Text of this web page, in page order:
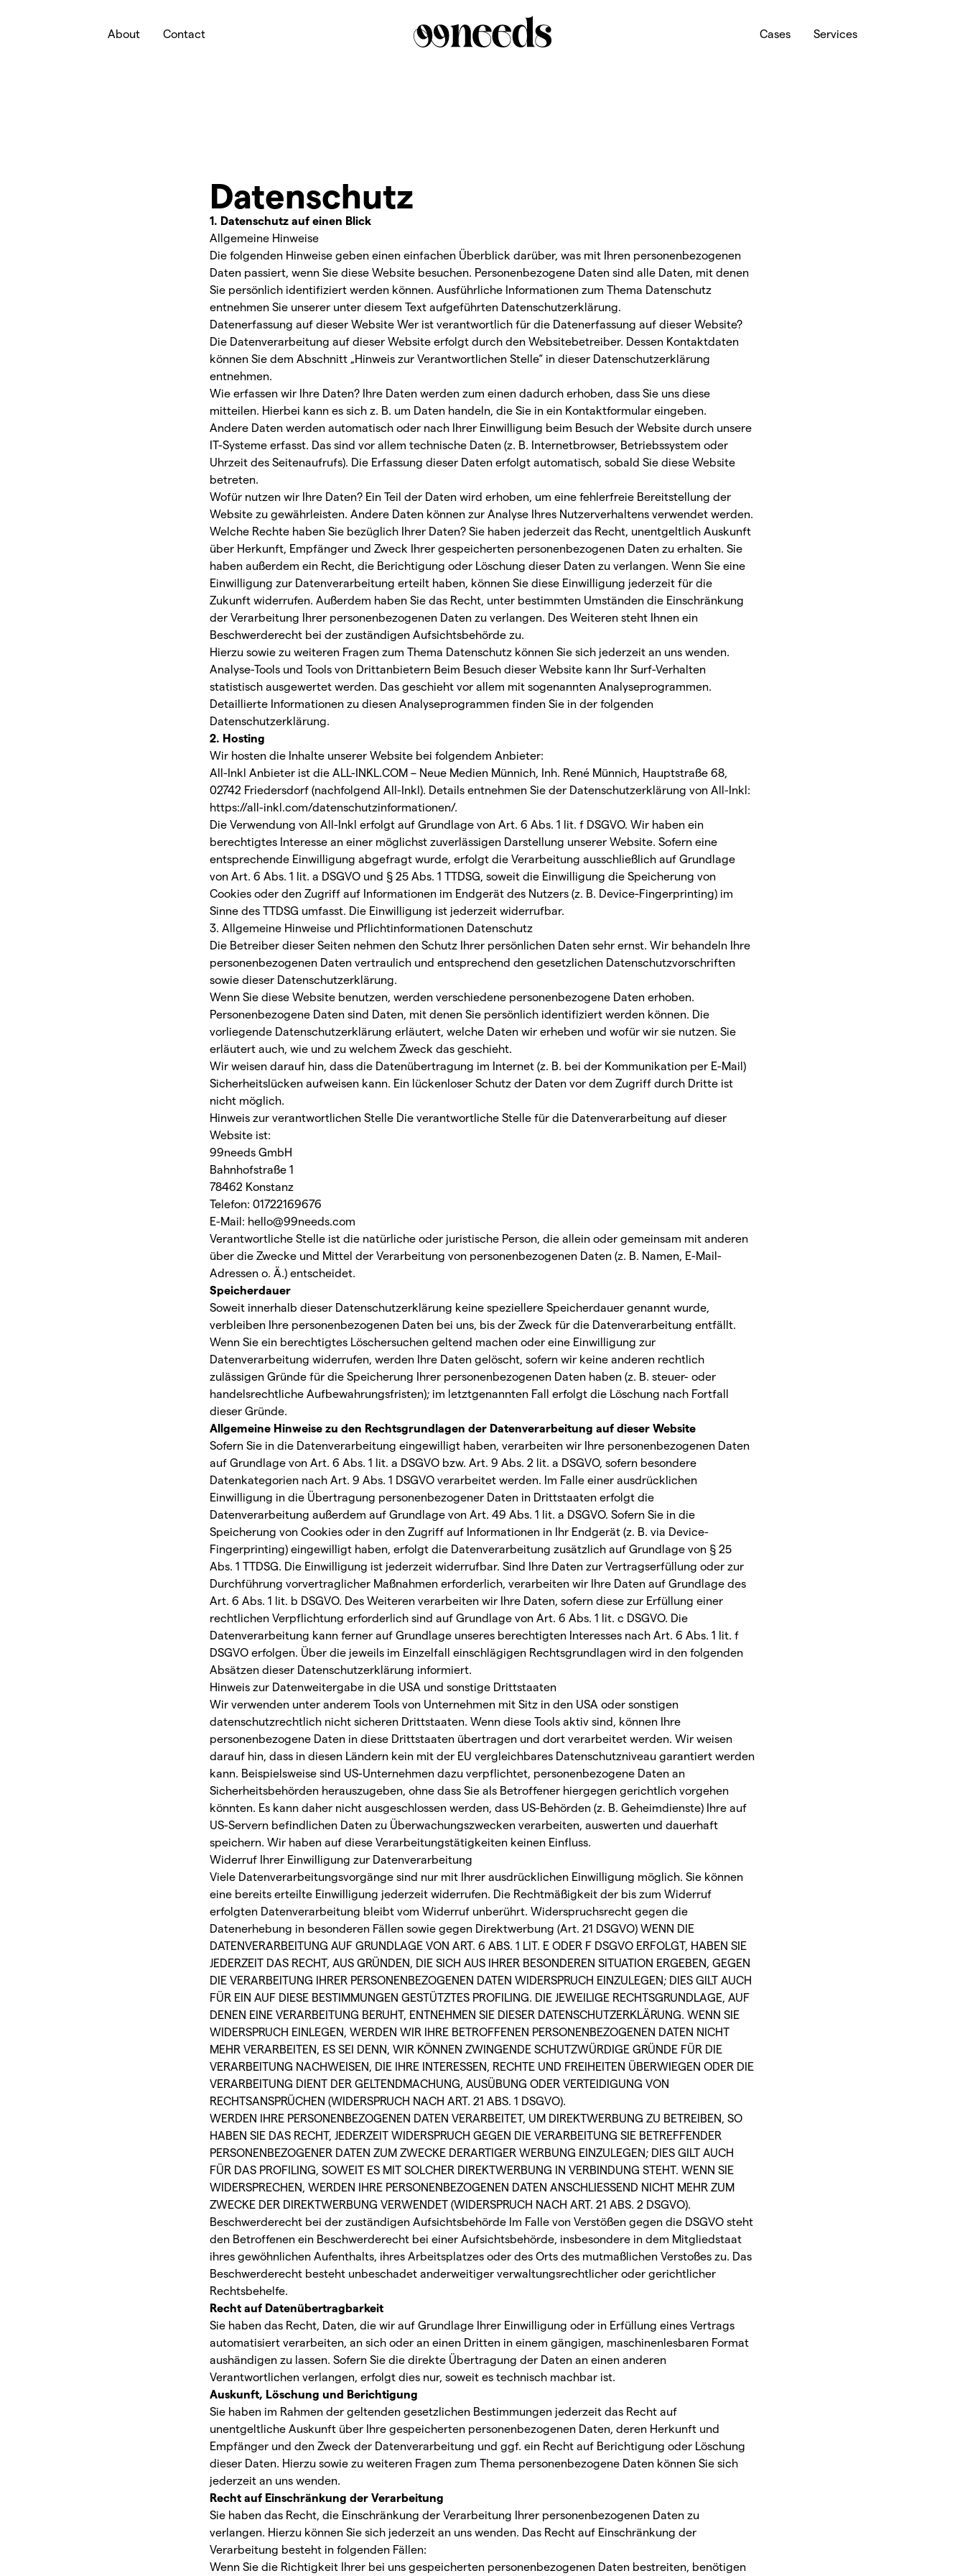
About Contact Cases Services
Datenschutz
1. Datenschutz auf einen Blick
Allgemeine Hinweise
Die folgenden Hinweise geben einen einfachen Überblick darüber, was mit Ihren personenbezogenen
Daten passiert, wenn Sie diese Website besuchen. Personenbezogene Daten sind alle Daten, mit denen
Sie persönlich identifiziert werden können. Ausführliche Informationen zum Thema Datenschutz
entnehmen Sie unserer unter diesem Text aufgeführten Datenschutzerklärung.
Datenerfassung auf dieser Website Wer ist verantwortlich für die Datenerfassung auf dieser Website?
Die Datenverarbeitung auf dieser Website erfolgt durch den Websitebetreiber. Dessen Kontaktdaten
können Sie dem Abschnitt „Hinweis zur Verantwortlichen Stelle“ in dieser Datenschutzerklärung
entnehmen.
Wie erfassen wir Ihre Daten? Ihre Daten werden zum einen dadurch erhoben, dass Sie uns diese
mitteilen. Hierbei kann es sich z. B. um Daten handeln, die Sie in ein Kontaktformular eingeben.
Andere Daten werden automatisch oder nach Ihrer Einwilligung beim Besuch der Website durch unsere
IT-Systeme erfasst. Das sind vor allem technische Daten (z. B. Internetbrowser, Betriebssystem oder
Uhrzeit des Seitenaufrufs). Die Erfassung dieser Daten erfolgt automatisch, sobald Sie diese Website
betreten.
Wofür nutzen wir Ihre Daten? Ein Teil der Daten wird erhoben, um eine fehlerfreie Bereitstellung der
Website zu gewährleisten. Andere Daten können zur Analyse Ihres Nutzerverhaltens verwendet werden.
Welche Rechte haben Sie bezüglich Ihrer Daten? Sie haben jederzeit das Recht, unentgeltlich Auskunft
über Herkunft, Empfänger und Zweck Ihrer gespeicherten personenbezogenen Daten zu erhalten. Sie
haben außerdem ein Recht, die Berichtigung oder Löschung dieser Daten zu verlangen. Wenn Sie eine
Einwilligung zur Datenverarbeitung erteilt haben, können Sie diese Einwilligung jederzeit für die
Zukunft widerrufen. Außerdem haben Sie das Recht, unter bestimmten Umständen die Einschränkung
der Verarbeitung Ihrer personenbezogenen Daten zu verlangen. Des Weiteren steht Ihnen ein
Beschwerderecht bei der zuständigen Aufsichtsbehörde zu.
Hierzu sowie zu weiteren Fragen zum Thema Datenschutz können Sie sich jederzeit an uns wenden.
Analyse-Tools und Tools von Dritt­anbietern Beim Besuch dieser Website kann Ihr Surf-Verhalten
statistisch ausgewertet werden. Das geschieht vor allem mit sogenannten Analyseprogrammen.
Detaillierte Informationen zu diesen Analyseprogrammen finden Sie in der folgenden
Datenschutzerklärung.
2. Hosting
Wir hosten die Inhalte unserer Website bei folgendem Anbieter:
All-Inkl Anbieter ist die ALL-INKL.COM – Neue Medien Münnich, Inh. René Münnich, Hauptstraße 68,
02742 Friedersdorf (nachfolgend All-Inkl). Details entnehmen Sie der Datenschutzerklärung von All-Inkl:
https://all-inkl.com/datenschutzinformationen/.
Die Verwendung von All-Inkl erfolgt auf Grundlage von Art. 6 Abs. 1 lit. f DSGVO. Wir haben ein
berechtigtes Interesse an einer möglichst zuverlässigen Darstellung unserer Website. Sofern eine
entsprechende Einwilligung abgefragt wurde, erfolgt die Verarbeitung ausschließlich auf Grundlage
von Art. 6 Abs. 1 lit. a DSGVO und § 25 Abs. 1 TTDSG, soweit die Einwilligung die Speicherung von
Cookies oder den Zugriff auf Informationen im Endgerät des Nutzers (z. B. Device-Fingerprinting) im
Sinne des TTDSG umfasst. Die Einwilligung ist jederzeit widerrufbar.
3. Allgemeine Hinweise und Pflicht­informationen Datenschutz
Die Betreiber dieser Seiten nehmen den Schutz Ihrer persönlichen Daten sehr ernst. Wir behandeln Ihre
personenbezogenen Daten vertraulich und entsprechend den gesetzlichen Datenschutzvorschriften
sowie dieser Datenschutzerklärung.
Wenn Sie diese Website benutzen, werden verschiedene personenbezogene Daten erhoben.
Personenbezogene Daten sind Daten, mit denen Sie persönlich identifiziert werden können. Die
vorliegende Datenschutzerklärung erläutert, welche Daten wir erheben und wofür wir sie nutzen. Sie
erläutert auch, wie und zu welchem Zweck das geschieht.
Wir weisen darauf hin, dass die Datenübertragung im Internet (z. B. bei der Kommunikation per E-Mail)
Sicherheitslücken aufweisen kann. Ein lückenloser Schutz der Daten vor dem Zugriff durch Dritte ist
nicht möglich.
Hinweis zur verantwortlichen Stelle Die verantwortliche Stelle für die Datenverarbeitung auf dieser
Website ist:
99needs GmbH
Bahnhofstraße 1
78462 Konstanz
Telefon: 01722169676
E-Mail: hello@99needs.com
Verantwortliche Stelle ist die natürliche oder juristische Person, die allein oder gemeinsam mit anderen
über die Zwecke und Mittel der Verarbeitung von personenbezogenen Daten (z. B. Namen, E-Mail-
Adressen o. Ä.) entscheidet.
Speicherdauer
Soweit innerhalb dieser Datenschutzerklärung keine speziellere Speicherdauer genannt wurde,
verbleiben Ihre personenbezogenen Daten bei uns, bis der Zweck für die Datenverarbeitung entfällt.
Wenn Sie ein berechtigtes Löschersuchen geltend machen oder eine Einwilligung zur
Datenverarbeitung widerrufen, werden Ihre Daten gelöscht, sofern wir keine anderen rechtlich
zulässigen Gründe für die Speicherung Ihrer personenbezogenen Daten haben (z. B. steuer- oder
handelsrechtliche Aufbewahrungsfristen); im letztgenannten Fall erfolgt die Löschung nach Fortfall
dieser Gründe.
Allgemeine Hinweise zu den Rechtsgrundlagen der Datenverarbeitung auf dieser Website
Sofern Sie in die Datenverarbeitung eingewilligt haben, verarbeiten wir Ihre personenbezogenen Daten
auf Grundlage von Art. 6 Abs. 1 lit. a DSGVO bzw. Art. 9 Abs. 2 lit. a DSGVO, sofern besondere
Datenkategorien nach Art. 9 Abs. 1 DSGVO verarbeitet werden. Im Falle einer ausdrücklichen
Einwilligung in die Übertragung personenbezogener Daten in Drittstaaten erfolgt die
Datenverarbeitung außerdem auf Grundlage von Art. 49 Abs. 1 lit. a DSGVO. Sofern Sie in die
Speicherung von Cookies oder in den Zugriff auf Informationen in Ihr Endgerät (z. B. via Device-
Fingerprinting) eingewilligt haben, erfolgt die Datenverarbeitung zusätzlich auf Grundlage von § 25
Abs. 1 TTDSG. Die Einwilligung ist jederzeit widerrufbar. Sind Ihre Daten zur Vertragserfüllung oder zur
Durchführung vorvertraglicher Maßnahmen erforderlich, verarbeiten wir Ihre Daten auf Grundlage des
Art. 6 Abs. 1 lit. b DSGVO. Des Weiteren verarbeiten wir Ihre Daten, sofern diese zur Erfüllung einer
rechtlichen Verpflichtung erforderlich sind auf Grundlage von Art. 6 Abs. 1 lit. c DSGVO. Die
Datenverarbeitung kann ferner auf Grundlage unseres berechtigten Interesses nach Art. 6 Abs. 1 lit. f
DSGVO erfolgen. Über die jeweils im Einzelfall einschlägigen Rechtsgrundlagen wird in den folgenden
Absätzen dieser Datenschutzerklärung informiert.
Hinweis zur Datenweitergabe in die USA und sonstige Drittstaaten
Wir verwenden unter anderem Tools von Unternehmen mit Sitz in den USA oder sonstigen
datenschutzrechtlich nicht sicheren Drittstaaten. Wenn diese Tools aktiv sind, können Ihre
personenbezogene Daten in diese Drittstaaten übertragen und dort verarbeitet werden. Wir weisen
darauf hin, dass in diesen Ländern kein mit der EU vergleichbares Datenschutzniveau garantiert werden
kann. Beispielsweise sind US-Unternehmen dazu verpflichtet, personenbezogene Daten an
Sicherheitsbehörden herauszugeben, ohne dass Sie als Betroffener hiergegen gerichtlich vorgehen
könnten. Es kann daher nicht ausgeschlossen werden, dass US-Behörden (z. B. Geheimdienste) Ihre auf
US-Servern befindlichen Daten zu Überwachungszwecken verarbeiten, auswerten und dauerhaft
speichern. Wir haben auf diese Verarbeitungstätigkeiten keinen Einfluss.
Widerruf Ihrer Einwilligung zur Datenverarbeitung
Viele Datenverarbeitungsvorgänge sind nur mit Ihrer ausdrücklichen Einwilligung möglich. Sie können
eine bereits erteilte Einwilligung jederzeit widerrufen. Die Rechtmäßigkeit der bis zum Widerruf
erfolgten Datenverarbeitung bleibt vom Widerruf unberührt. Widerspruchsrecht gegen die
Datenerhebung in besonderen Fällen sowie gegen Direktwerbung (Art. 21 DSGVO) WENN DIE
DATENVERARBEITUNG AUF GRUNDLAGE VON ART. 6 ABS. 1 LIT. E ODER F DSGVO ERFOLGT, HABEN SIE
JEDERZEIT DAS RECHT, AUS GRÜNDEN, DIE SICH AUS IHRER BESONDEREN SITUATION ERGEBEN, GEGEN
DIE VERARBEITUNG IHRER PERSONENBEZOGENEN DATEN WIDERSPRUCH EINZULEGEN; DIES GILT AUCH
FÜR EIN AUF DIESE BESTIMMUNGEN GESTÜTZTES PROFILING. DIE JEWEILIGE RECHTSGRUNDLAGE, AUF
DENEN EINE VERARBEITUNG BERUHT, ENTNEHMEN SIE DIESER DATENSCHUTZERKLÄRUNG. WENN SIE
WIDERSPRUCH EINLEGEN, WERDEN WIR IHRE BETROFFENEN PERSONENBEZOGENEN DATEN NICHT
MEHR VERARBEITEN, ES SEI DENN, WIR KÖNNEN ZWINGENDE SCHUTZWÜRDIGE GRÜNDE FÜR DIE
VERARBEITUNG NACHWEISEN, DIE IHRE INTERESSEN, RECHTE UND FREIHEITEN ÜBERWIEGEN ODER DIE
VERARBEITUNG DIENT DER GELTENDMACHUNG, AUSÜBUNG ODER VERTEIDIGUNG VON
RECHTSANSPRÜCHEN (WIDERSPRUCH NACH ART. 21 ABS. 1 DSGVO).
WERDEN IHRE PERSONENBEZOGENEN DATEN VERARBEITET, UM DIREKTWERBUNG ZU BETREIBEN, SO
HABEN SIE DAS RECHT, JEDERZEIT WIDERSPRUCH GEGEN DIE VERARBEITUNG SIE BETREFFENDER
PERSONENBEZOGENER DATEN ZUM ZWECKE DERARTIGER WERBUNG EINZULEGEN; DIES GILT AUCH
FÜR DAS PROFILING, SOWEIT ES MIT SOLCHER DIREKTWERBUNG IN VERBINDUNG STEHT. WENN SIE
WIDERSPRECHEN, WERDEN IHRE PERSONENBEZOGENEN DATEN ANSCHLIESSEND NICHT MEHR ZUM
ZWECKE DER DIREKTWERBUNG VERWENDET (WIDERSPRUCH NACH ART. 21 ABS. 2 DSGVO).
Beschwerde­recht bei der zuständigen Aufsichts­behörde Im Falle von Verstößen gegen die DSGVO steht
den Betroffenen ein Beschwerderecht bei einer Aufsichtsbehörde, insbesondere in dem Mitgliedstaat
ihres gewöhnlichen Aufenthalts, ihres Arbeitsplatzes oder des Orts des mutmaßlichen Verstoßes zu. Das
Beschwerderecht besteht unbeschadet anderweitiger verwaltungsrechtlicher oder gerichtlicher
Rechtsbehelfe.
Recht auf Daten­übertrag­barkeit
Sie haben das Recht, Daten, die wir auf Grundlage Ihrer Einwilligung oder in Erfüllung eines Vertrags
automatisiert verarbeiten, an sich oder an einen Dritten in einem gängigen, maschinenlesbaren Format
aushändigen zu lassen. Sofern Sie die direkte Übertragung der Daten an einen anderen
Verantwortlichen verlangen, erfolgt dies nur, soweit es technisch machbar ist.
Auskunft, Löschung und Berichtigung
Sie haben im Rahmen der geltenden gesetzlichen Bestimmungen jederzeit das Recht auf
unentgeltliche Auskunft über Ihre gespeicherten personenbezogenen Daten, deren Herkunft und
Empfänger und den Zweck der Datenverarbeitung und ggf. ein Recht auf Berichtigung oder Löschung
dieser Daten. Hierzu sowie zu weiteren Fragen zum Thema personenbezogene Daten können Sie sich
jederzeit an uns wenden.
Recht auf Einschränkung der Verarbeitung
Sie haben das Recht, die Einschränkung der Verarbeitung Ihrer personenbezogenen Daten zu
verlangen. Hierzu können Sie sich jederzeit an uns wenden. Das Recht auf Einschränkung der
Verarbeitung besteht in folgenden Fällen:
Wenn Sie die Richtigkeit Ihrer bei uns gespeicherten personenbezogenen Daten bestreiten, benötigen